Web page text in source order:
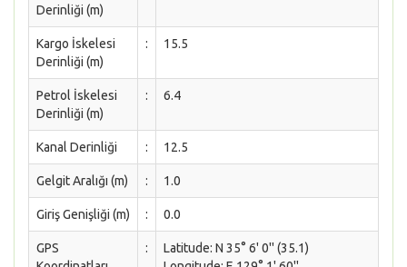
Derinliği (m)
Kargo İskelesi
Derinliği (m)
: 15.5
Petrol İskelesi
Derinliği (m)
: 6.4
Kanal Derinliği : 12.5
Gelgit Aralığı (m) : 1.0
Giriş Genişliği (m) : 0.0
GPS
:
Latitude: N 35° 6' 0'' (35.1)